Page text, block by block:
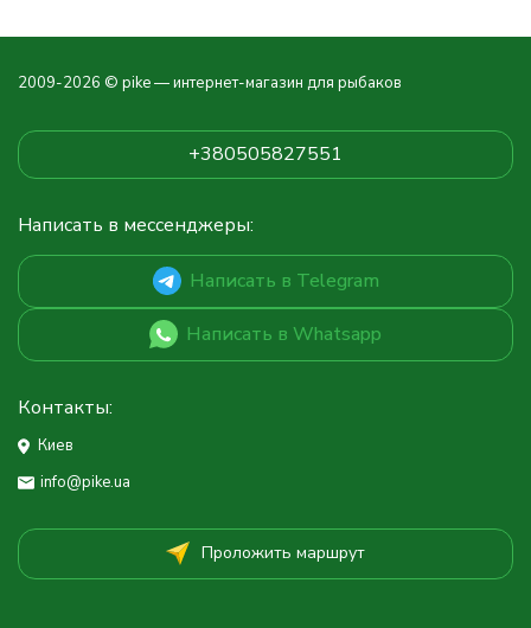
2009-2026 © pike — интернет-магазин для рыбаков
+380505827551
Написать в мессенджеры:
Написать в Telegram
Написать в Whatsapp
Контакты:
Киев
info@pike.ua
Проложить маршрут